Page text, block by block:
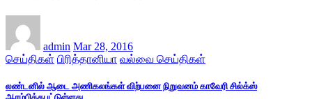
admin Mar 28, 2016
செய்திகள் பிரித்தானியா வல்வை செய்திகள்
லண்டனில் ஆடை அணிகலங்கள் விற்பனை நிறுவனம் காவேரி சில்க்ஸ்